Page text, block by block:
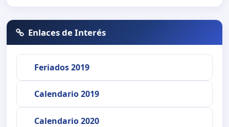
Enlaces de Interés
Feriados 2019
Calendario 2019
Calendario 2020